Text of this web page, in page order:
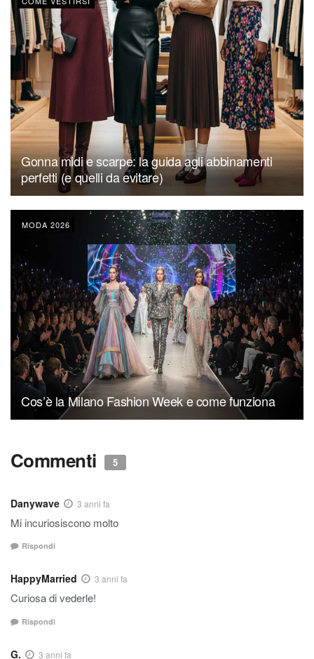
Gonna midi e scarpe: la guida agli abbinamenti
perfetti (e quelli da evitare)
MODA 2026
Cos’è la Milano Fashion Week e come funziona
Commenti 5
Danywave 3 anni fa
Mi incuriosiscono molto
Rispondi
HappyMarried 3 anni fa
Curiosa di vederle!
Rispondi
G. 3 anni fa